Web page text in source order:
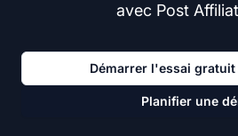
avec Post
Démarrer l'essai
Planifier une